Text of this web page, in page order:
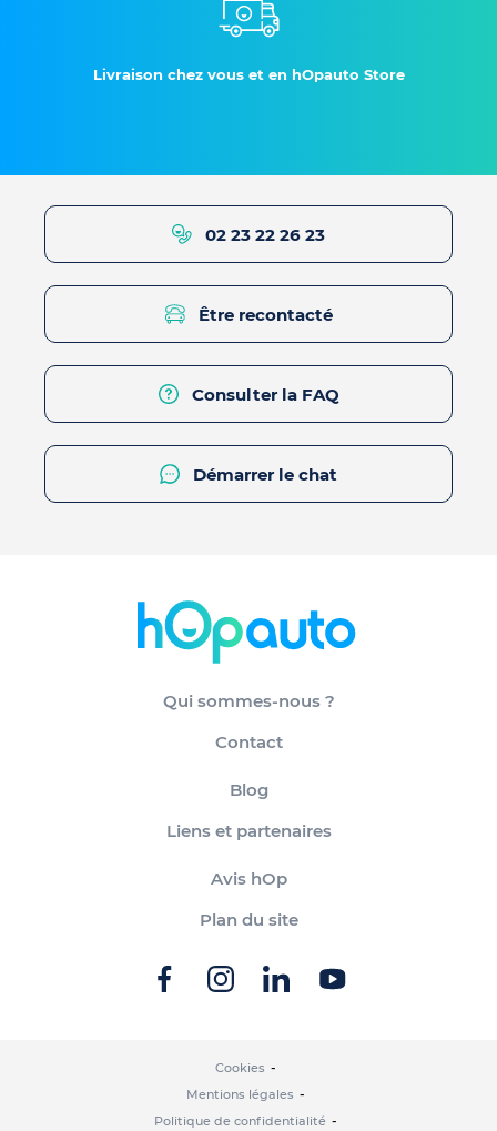
Livraison chez vous et en hOpauto Store
02 23 22 26 23
Être recontacté
Consulter la FAQ
Démarrer le chat
Qui sommes-nous ?
Contact
Blog
Liens et partenaires
Avis hOp
Plan du site
Cookies
Mentions légales
Politique de confidentialité